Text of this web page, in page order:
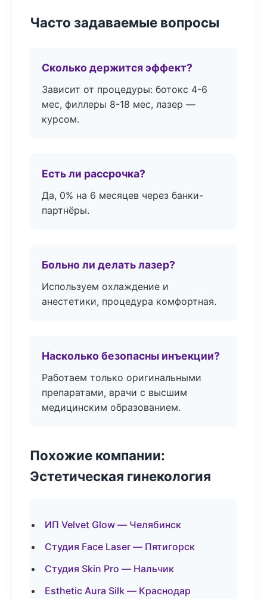
Часто задаваемые вопросы
Сколько держится эффект?
Зависит от процедуры: ботокс 4-6
мес, филлеры 8-18 мес, лазер —
курсом.
Есть ли рассрочка?
Да, 0% на 6 месяцев через банки-
партнёры.
Больно ли делать лазер?
Используем охлаждение и
анестетики, процедура комфортная.
Насколько безопасны инъекции?
Работаем только оригинальными
препаратами, врачи с высшим
медицинским образованием.
Похожие компании:
Эстетическая гинекология
ИП Velvet Glow — Челябинск
Студия Face Laser — Пятигорск
Студия Skin Pro — Нальчик
Esthetic Aura Silk — Краснодар